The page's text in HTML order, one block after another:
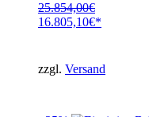
25.854,00€
Ursprünglicher
25.854,00€
16.805,10€
ist:
16.805,10€.
zzgl. Versand